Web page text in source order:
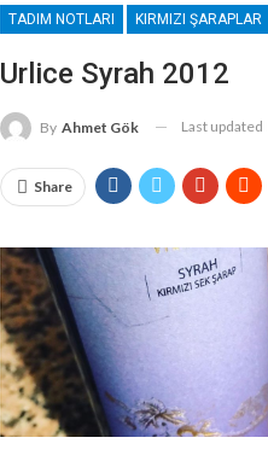
TADIM NOTLARI KIRMIZI ŞARAPLAR
Urlice Syrah 2012
By Ahmet Gök Last updated
Share